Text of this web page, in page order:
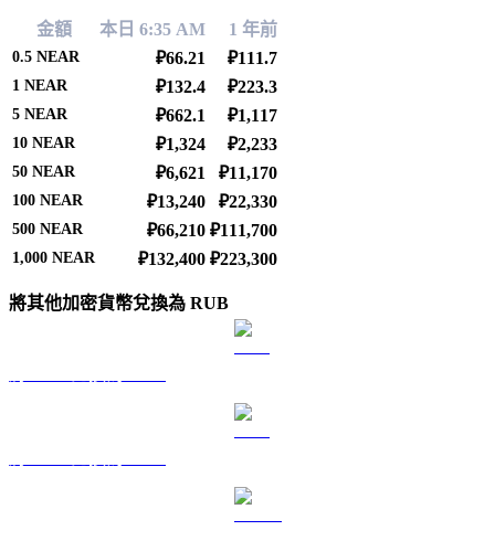
金額 本日 6:35 AM 1 年前
0.5 NEAR ₽66.21 ₽111.7
1 NEAR ₽132.4 ₽223.3
5 NEAR ₽662.1 ₽1,117
10 NEAR ₽1,324 ₽2,233
50 NEAR ₽6,621 ₽11,170
100 NEAR ₽13,240 ₽22,330
500 NEAR ₽66,210 ₽111,700
1,000 NEAR ₽132,400 ₽223,300
將其他加密貨幣兌換為 RUB